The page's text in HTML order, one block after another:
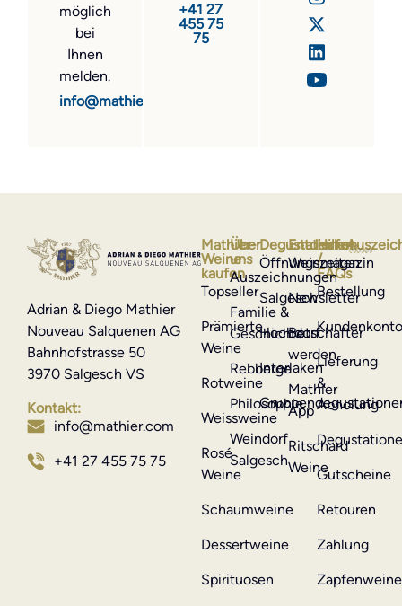
möglich
bei
Ihnen
melden.
info@mathier.com
+41 27
455 75
75
Adrian & Diego Mathier
Nouveau Salquenen AG
Bahnhofstrasse 50
3970 Salgesch VS
Kontakt:
info@mathier.com
+41 27 455 75 75
Mathier-
Weine
kaufen
Topseller
Prämierte
Weine
Rotweine
Weissweine
Rosé
Weine
Schaumweine
Dessertweine
Spirituosen
Hilfe
/
FAQs
Bestellung
Lieferung
&
Abholung
Gutscheine
Retouren
Zahlung
Zapfenweine
Entdecken
Weinmagazin
Newsletter
Botschafter
werden
Mathier
App
Ritschard
Weine
Degustationen
Öffnungszeiten
Salgesch
Hochdorf
Interlaken
Über
uns
Auszeichnungen
Familie &
Geschichte
Rebberge
Philosophie
Weindorf
Salgesch